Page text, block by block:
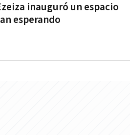
inauguró un espacio
esperando